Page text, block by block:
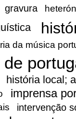
gravura
da música
história local;
imprensa
intervenção